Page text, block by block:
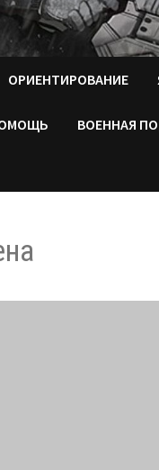
ОРИЕНТИРОВАНИЕ
ВОЕННАЯ